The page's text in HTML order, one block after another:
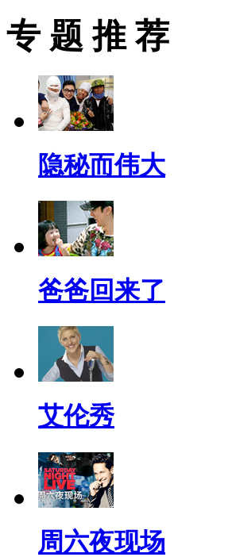
专 题 推 荐
隐秘而伟大
爸爸回来了
艾伦秀
周六夜现场